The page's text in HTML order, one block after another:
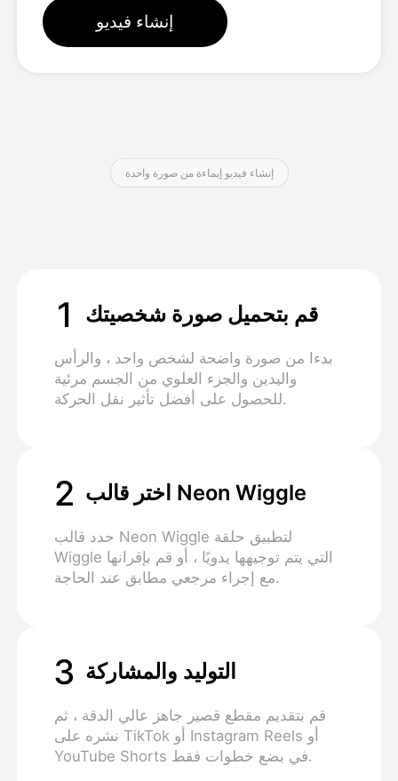
المدونة
إنشاء فيديو
إنشاء فيديو إيماءة من صورة واحدة
1 قم بتحميل صورة شخصيتك
بدءا من صورة واضحة لشخص واحد ، والرأس
واليدين والجزء العلوي من الجسم مرئية
للحصول على أفضل تأثير نقل الحركة.
2 اختر قالب Neon Wiggle
حدد قالب Neon Wiggle لتطبيق حلقة
Wiggle التي يتم توجيهها يدويًا ، أو قم بإقرانها
مع إجراء مرجعي مطابق عند الحاجة.
3 التوليد والمشاركة
قم بتقديم مقطع قصير جاهز عالي الدقة ، ثم
نشره على TikTok أو Instagram Reels أو
YouTube Shorts في بضع خطوات فقط.